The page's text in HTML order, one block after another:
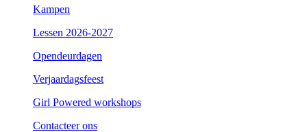
Kampen
Lessen 2026-2027
Opendeurdagen
Verjaardagsfeest
Girl Powered workshops
Contacteer ons